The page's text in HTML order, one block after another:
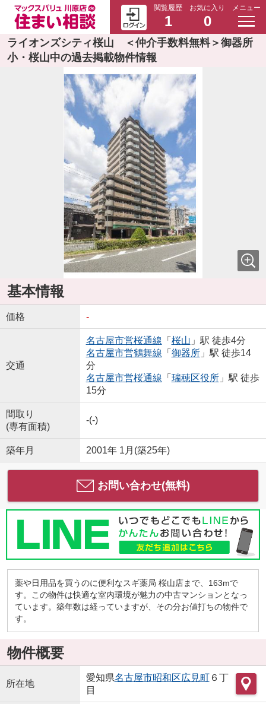
閲覧履歴
1
お気に入り
0
メニュー
ライオンズシティ桜山 ＜仲介手数料無料＞御器所
小・桜山中の過去掲載物件情報
基本情報
価格 -
交通
名古屋市営桜通線 「 桜山 」駅 徒歩4分
名古屋市営鶴舞線 「 御器所」駅 徒歩14
分
名古屋市営桜通線 「 瑞穂区役所」駅 徒歩
15分
間取り
(専有面積)
-(-)
築年月 2001年 1月(築25年)
お問い合わせ(無料)
薬や日用品を買うのに便利なスギ薬局 桜山店まで、163mで
す。この物件は快適な室内環境が魅力の中古マンションとなっ
ています。築年数は経っていますが、その分お値打ちの物件で
す。
物件概要
所在地
愛知県名古屋市昭和区広見町６丁
目